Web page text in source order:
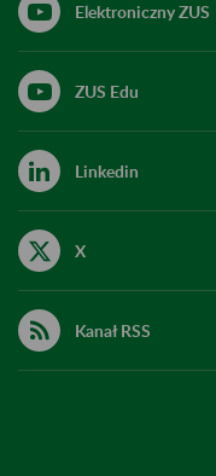
Elektroniczny ZUS
ZUS Edu
Linkedin
X
Kanał RSS